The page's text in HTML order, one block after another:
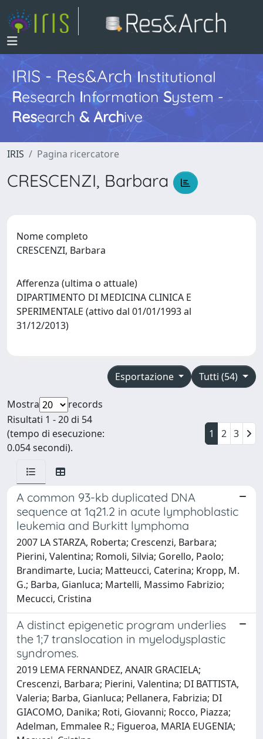
IRIS - Res&ArchInstitutional
Research InformationSystem -
Research & Archive
IRIS Pagina ricercatore
CRESCENZI, Barbara
Nome completo
CRESCENZI, Barbara
Afferenza (ultima o attuale)
DIPARTIMENTO DI MEDICINA CLINICA E
SPERIMENTALE (attivo dal 01/01/1993 al
31/12/2013)
Tutti (54)
Esportazione
Mostra
records
Risultati 1 - 20 di 54
(tempo di esecuzione:
0.054 secondi).
1 2 3
A common 93-kb duplicated DNA
sequence at 1q21.2 in acute lymphoblastic
leukemia and Burkitt lymphoma
2007 LA STARZA, Roberta; Crescenzi, Barbara;
Pierini, Valentina; Romoli, Silvia; Gorello, Paolo;
Brandimarte, Lucia; Matteucci, Caterina; Kropp, M.
G.; Barba, Gianluca; Martelli, Massimo Fabrizio;
Mecucci, Cristina
A distinct epigenetic program underlies
the 1;7 translocation in myelodysplastic
syndromes.
2019 LEMA FERNANDEZ, ANAIR GRACIELA;
Crescenzi, Barbara; Pierini, Valentina; DI BATTISTA,
Valeria; Barba, Gianluca; Pellanera, Fabrizia; DI
GIACOMO, Danika; Roti, Giovanni; Rocco, Piazza;
Adelman, Emmalee R.; Figueroa, MARIA EUGENIA;